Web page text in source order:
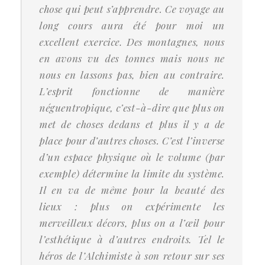
chose qui peut s’apprendre. Ce voyage au
long cours aura été pour moi un
excellent exercice. Des montagnes, nous
en avons vu des tonnes mais nous ne
nous en lassons pas, bien au contraire.
L’esprit fonctionne de manière
néguentropique, c’est-à-dire que plus on
met de choses dedans et plus il y a de
place pour d’autres choses. C’est l’inverse
d’un espace physique où le volume (par
exemple) détermine la limite du système.
Il en va de même pour la beauté des
lieux : plus on expérimente les
merveilleux décors, plus on a l’œil pour
l’esthétique à d’autres endroits. Tel le
héros de l’Alchimiste à son retour sur ses